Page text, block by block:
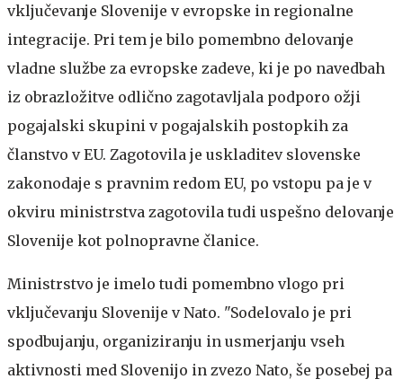
vključevanje Slovenije v evropske in regionalne
integracije. Pri tem je bilo pomembno delovanje
vladne službe za evropske zadeve, ki je po navedbah
iz obrazložitve odlično zagotavljala podporo ožji
pogajalski skupini v pogajalskih postopkih za
članstvo v EU. Zagotovila je uskladitev slovenske
zakonodaje s pravnim redom EU, po vstopu pa je v
okviru ministrstva zagotovila tudi uspešno delovanje
Slovenije kot polnopravne članice.
Ministrstvo je imelo tudi pomembno vlogo pri
vključevanju Slovenije v Nato. "Sodelovalo je pri
spodbujanju, organiziranju in usmerjanju vseh
aktivnosti med Slovenijo in zvezo Nato, še posebej pa